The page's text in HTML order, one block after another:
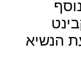
הנשיא